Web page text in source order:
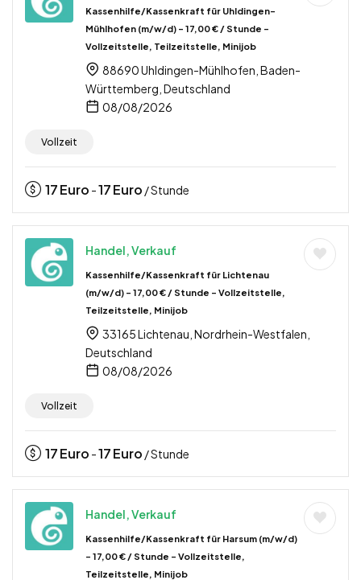
Kassenhilfe/Kassenkraft für Uhldingen-
Mühlhofen (m/w/d) – 17,00 € / Stunde –
Vollzeitstelle, Teilzeitstelle, Minijob
88690 Uhldingen-Mühlhofen, Baden-
Württemberg, Deutschland
08/08/2026
Vollzeit
17Euro -17Euro / Stunde
Handel, Verkauf
Kassenhilfe/Kassenkraft für Lichtenau
(m/w/d) – 17,00 € / Stunde – Vollzeitstelle,
Teilzeitstelle, Minijob
33165 Lichtenau, Nordrhein-Westfalen,
Deutschland
08/08/2026
Vollzeit
17Euro -17Euro / Stunde
Handel, Verkauf
Kassenhilfe/Kassenkraft für Harsum (m/w/d)
– 17,00 € / Stunde – Vollzeitstelle,
Teilzeitstelle, Minijob